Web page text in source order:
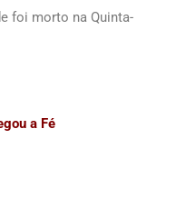
foi morto na Quinta-
a Fé